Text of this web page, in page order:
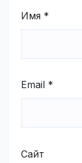
Имя *
Email *
Сайт